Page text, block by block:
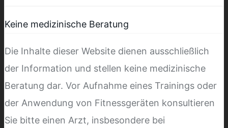
Keine medizinische Beratung
Die Inhalte dieser Website dienen ausschließlich
der Information und stellen keine medizinische
Beratung dar. Vor Aufnahme eines Trainings oder
der Anwendung von Fitnessgeräten konsultieren
Sie bitte einen Arzt, insbesondere bei